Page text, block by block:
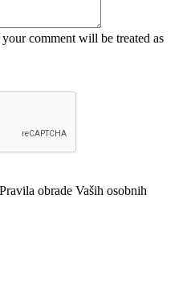
comment will be treated as
obrade Vaših osobnih